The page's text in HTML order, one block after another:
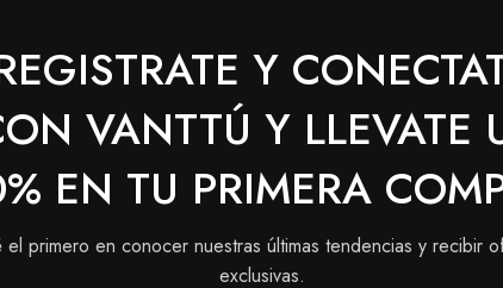
Y
VANTTÚ Y LLEVATE
EN TU PRIMERA
el primero en conocer nuestras últimas tendencias y recibir
exclusivas.
SOLD